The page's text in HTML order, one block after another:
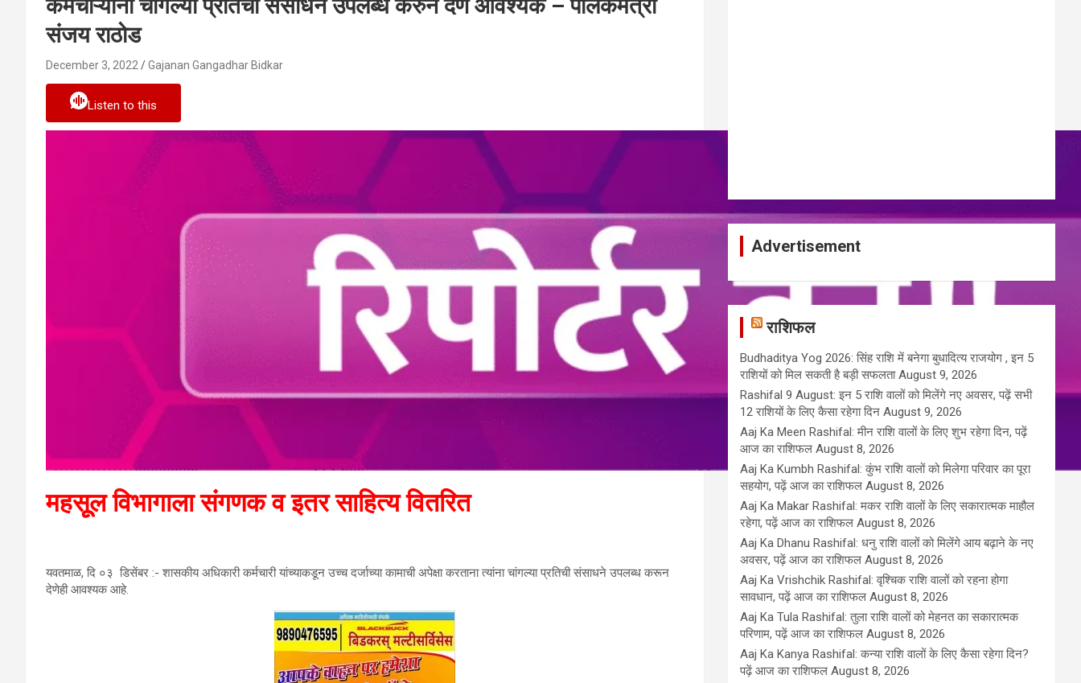
कर्मचाऱ्यांना चांगल्या प्रतिची संसाधने उपलब्ध करुन देणे आवश्यक – पालकमंत्री
संजय राठोड
December 3, 2022 Gajanan Gangadhar Bidkar
Listen to this
महसूूल विभागाला संगणक व इतर साहित्य वितरित
यवतमाळ, दि ०३ डिसेंबर :- शासकीय अधिकारी कर्मचारी यांच्याकडून उच्च दर्जाच्या कामाची अपेक्षा करताना त्यांना चांगल्या प्रतिची संसाधने उपलब्ध करून
देणेही आवश्यक आहे.
Advertisement
राशिफल
Budhaditya Yog 2026: सिंह राशि में बनेगा बुधादित्य राजयोग , इन 5
राशियों को मिल सकती है बड़ी सफलता August 9, 2026
Rashifal 9 August: इन 5 राशि वालों को मिलेंगे नए अवसर, पढ़ें सभी
12 राशियों के लिए कैसा रहेगा दिन August 9, 2026
Aaj Ka Meen Rashifal: मीन राशि वालों के लिए शुभ रहेगा दिन, पढ़ें
आज का राशिफल August 8, 2026
Aaj Ka Kumbh Rashifal: कुंभ राशि वालों को मिलेगा परिवार का पूरा
सहयोग, पढ़ें आज का राशिफल August 8, 2026
Aaj Ka Makar Rashifal: मकर राशि वालों के लिए सकारात्मक माहौल
रहेगा, पढ़ें आज का राशिफल August 8, 2026
Aaj Ka Dhanu Rashifal: धनु राशि वालों को मिलेंगे आय बढ़ाने के नए
अवसर, पढ़ें आज का राशिफल August 8, 2026
Aaj Ka Vrishchik Rashifal: वृश्चिक राशि वालों को रहना होगा
सावधान, पढ़ें आज का राशिफल August 8, 2026
Aaj Ka Tula Rashifal: तुला राशि वालों को मेहनत का सकारात्मक
परिणाम, पढ़ें आज का राशिफल August 8, 2026
Aaj Ka Kanya Rashifal: कन्या राशि वालों के लिए कैसा रहेगा दिन?
पढ़ें आज का राशिफल August 8, 2026